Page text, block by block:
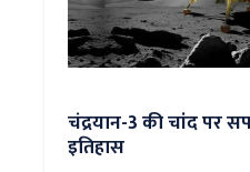
चंद्रयान-3 की चांद पर
इतिहास